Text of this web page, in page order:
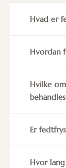
Hvad er
Hvordan
Hvilke
Er
Hvor